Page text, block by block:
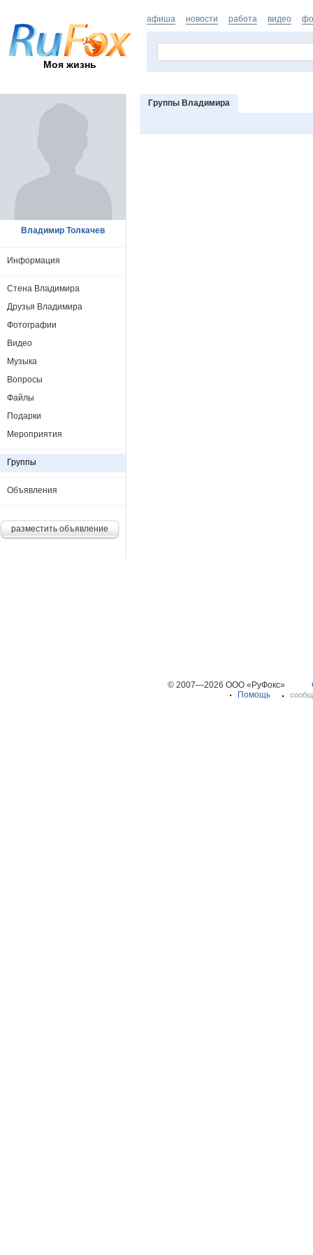
Моя жизнь
афиша новости работа видео
Группы Владимира
Владимир Толкачев
Информация
Стена Владимира
Друзья Владимира
Фотографии
Видео
Музыка
Вопросы
Файлы
Подарки
Мероприятия
Группы
Объявления
разместить объявление
© 2007—2026 ООО «РуФокс»
Помощь